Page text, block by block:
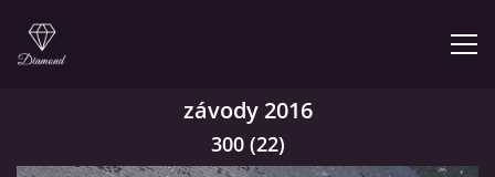
závody 2016
300 (22)